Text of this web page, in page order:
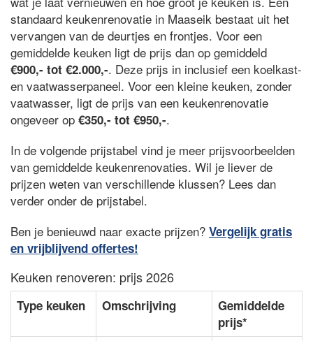
standaard keukenrenovatie in Maaseik bestaat uit het
vervangen van de deurtjes en frontjes. Voor een
gemiddelde keuken ligt de prijs dan op gemiddeld
€900,- tot €2.000,-. Deze prijs in inclusief een koelkast-
en vaatwasserpaneel. Voor een kleine keuken, zonder
vaatwasser, ligt de prijs van een keukenrenovatie
ongeveer op €350,- tot €950,-.
In de volgende prijstabel vind je meer prijsvoorbeelden
van gemiddelde keukenrenovaties. Wil je liever de
prijzen weten van verschillende klussen? Lees dan
verder onder de prijstabel.
Ben je benieuwd naar exacte prijzen? Vergelijk gratis
en vrijblijvend offertes!
Keuken renoveren: prijs 2026
Type keuken Omschrijving
Gemiddelde
prijs*